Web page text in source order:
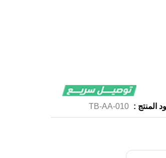
المنتج : TB-AA-010